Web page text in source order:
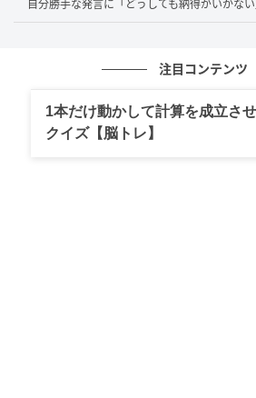
CDプレーヤーを持ち込まれる利用
場では特別なお願いだとは感じま
ところが、詳しくお話を伺ううち
もう少し踏み込んだものであるこ
自分勝手な発言に「どうしても納得がいかない
注目コンテンツ
1本だけ動かして計算を成立さ
クイズ【脳トレ】